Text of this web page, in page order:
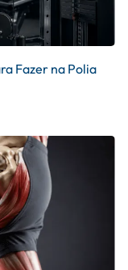
Fazer na Polia